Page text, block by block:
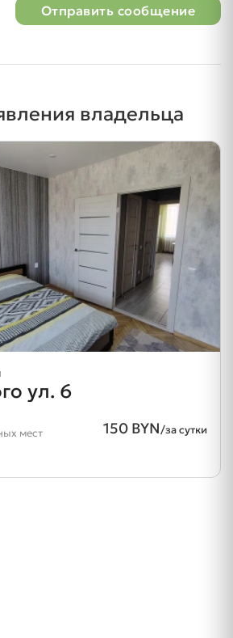
Отправить сообщение
владельца
ул. 6
150 BYN/за сутки
мест